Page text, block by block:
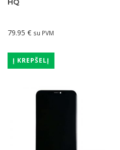
HQ
79.95 € su PVM
Į KREPŠELĮ